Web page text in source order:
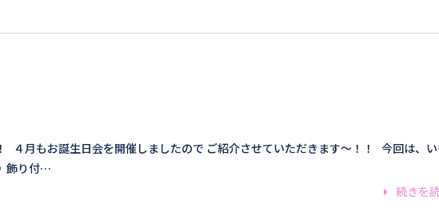
４月もお誕生日会を開催しましたので ご紹介させていただきます～！！ 今回は、
飾り付…
続きを